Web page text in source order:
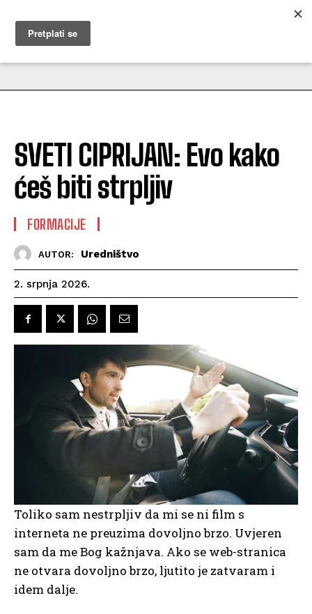
MUŽEVNI BUDITE
SVETI CIPRIJAN: Evo kako
ćeš biti strpljiv
FORMACIJE
AUTOR: Uredništvo
2. srpnja 2026.
Toliko sam nestrpljiv da mi se ni film s
interneta ne preuzima dovoljno brzo. Uvjeren
sam da me Bog kažnjava. Ako se web-stranica
ne otvara dovoljno brzo, ljutito je zatvaram i
idem dalje.